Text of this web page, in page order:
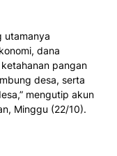
utamanya
dana
pangan
desa, serta
mengutip akun
Minggu (22/10).